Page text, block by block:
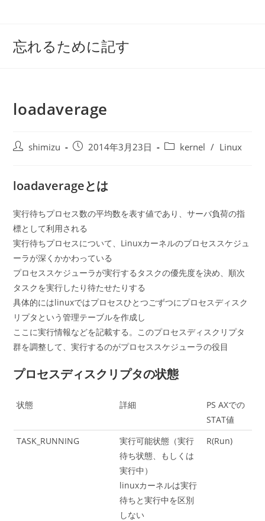
忘れるために記す
loadaverage
投
shimizu
投
開
日:
2014年3月23日
投
リ
ー:
kernel / Linux
loadaverageとは
実行待ちプロセス数の平均数を表す値であり、サーバ負荷の指
標として利用される
実行待ちプロセスについて、Linuxカーネルのプロセススケジュ
ーラが深くかかわっている
プロセススケジューラが実行するタスクの優先度を決め、順次
タスクを実行したり待たせたりする
具体的にはlinuxではプロセスひとつごずつにプロセスディスク
リプタという管理テーブルを作成し
ここに実行情報などを記載する。このプロセスディスクリプタ
群を調整して、実行するのがプロセススケジューラの役目
プロセスディスクリプタの状態
状態 詳細
PS AXでの
STAT値
TASK_RUNNING
実行可能状態（実行
待ち状態、もしくは
実行中）
linuxカーネルは実行
待ちと実行中を区別
しない
R(Run)